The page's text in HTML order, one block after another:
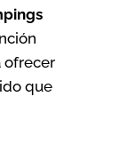
ofrecer
que